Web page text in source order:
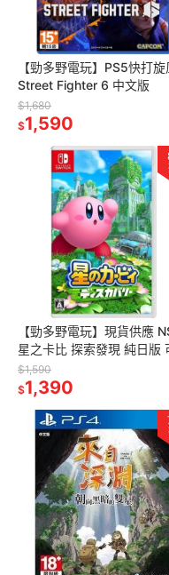
【勁多野電玩】PS5快打
Street Fighter 6 中文版
$1,680
$1,590
【勁多野電玩】現貨供應
星之卡比 探索發現 純日版
新中文
$1,590
$1,390